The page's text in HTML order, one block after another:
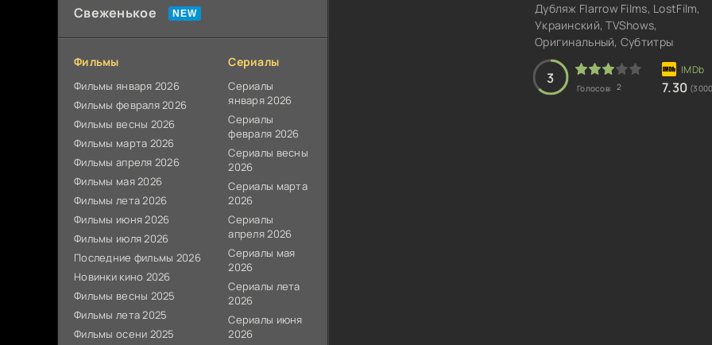
Свеженькое
Фильмы
Фильмы января 2026
Фильмы февраля 2026
Фильмы весны 2026
Фильмы марта 2026
Фильмы апреля 2026
Фильмы мая 2026
Фильмы лета 2026
Фильмы июня 2026
Фильмы июля 2026
Последние фильмы 2026
Новинки кино 2026
Фильмы весны 2025
Фильмы лета 2025
Фильмы осени 2025
Сериалы
Сериалы
января 2026
Сериалы
февраля 2026
Сериалы весны
2026
Сериалы марта
2026
Сериалы
апреля 2026
Сериалы мая
2026
Сериалы лета
2026
Сериалы июня
2026
Дубляж Flarrow Films, LostFilm,
Украинский, TVShows,
Оригинальный, Субтитры
3
Голосов: 2 7.30